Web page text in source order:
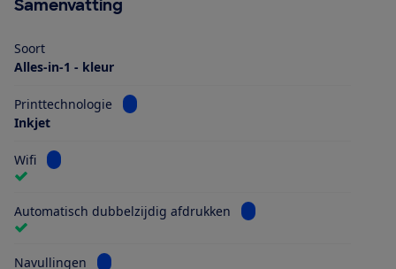
Samenvatting
Soort
Alles-in-1 - kleur
Printtechnologie
Bekijk informatie voor Printtechnologie
Inkjet
Wifi Bekijk informatie voor Wifi
Automatisch dubbelzijdig afdrukken Bekijk informatie voor
Navullingen
Bekijk informatie voor Navullingen